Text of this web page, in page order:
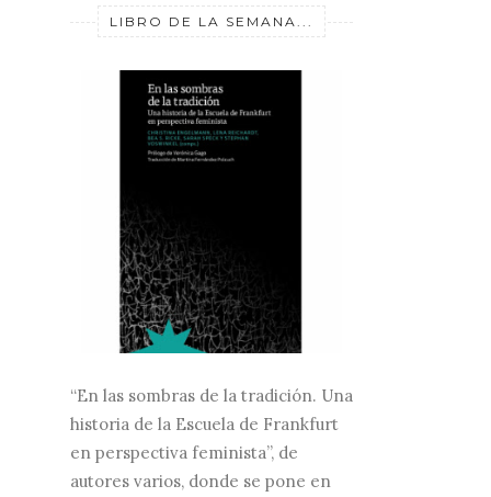
LIBRO DE LA SEMANA...
“En las sombras de la tradición. Una
historia de la Escuela de Frankfurt
en perspectiva feminista”, de
autores varios, donde se pone en